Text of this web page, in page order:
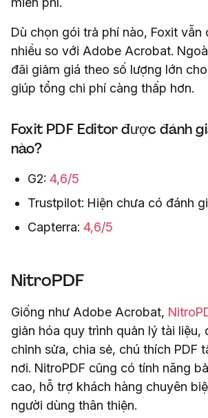
Dù chọn gói trả phí nào, Foxit vẫn
nhiều so với Adobe Acrobat.
đãi giảm giá theo số lượng lớn
giúp tổng chi phí càng thấp hơn.
Foxit PDF Editor được đánh
nào?
G2: 4,6/5
Trustpilot: Hiện chưa có đánh
Capterra: 4,6/5
NitroPDF
Giống như Adobe Acrobat,
giản hóa quy trình quản lý tài liệu,
chỉnh sửa, chia sẻ, chú thích PDF
nơi. NitroPDF cũng có tính năng
cao, hỗ trợ khách hàng chuyên
người dùng thân thiện.